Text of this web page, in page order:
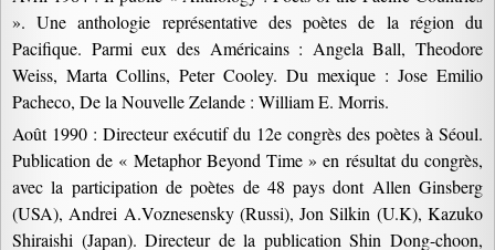
». Une anthologie représentative des poètes de la région du
Pacifique. Parmi eux des Américains : Angela Ball, Theodore
Weiss, Marta Collins, Peter Cooley. Du mexique : Jose Emilio
Pacheco, De la Nouvelle Zelande : William E. Morris.
Août 1990 : Directeur exécutif du 12e congrès des poètes à Séoul.
Publication de « Metaphor Beyond Time » en résultat du congrès,
avec la participation de poètes de 48 pays dont Allen Ginsberg
(USA), Andrei A.Voznesensky (Russi), Jon Silkin (U.K), Kazuko
Shiraishi (Japan). Directeur de la publication Shin Dong-choon,